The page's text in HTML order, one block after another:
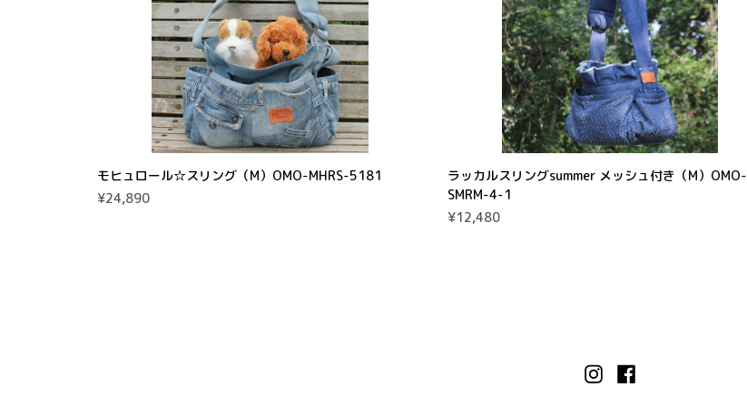
モヒュロール☆スリング（M）OMO-MHRS-5181
¥24,890
ラッカルスリングsummer メッシュ付き（M）OMO-
SMRM-4-1
¥12,480